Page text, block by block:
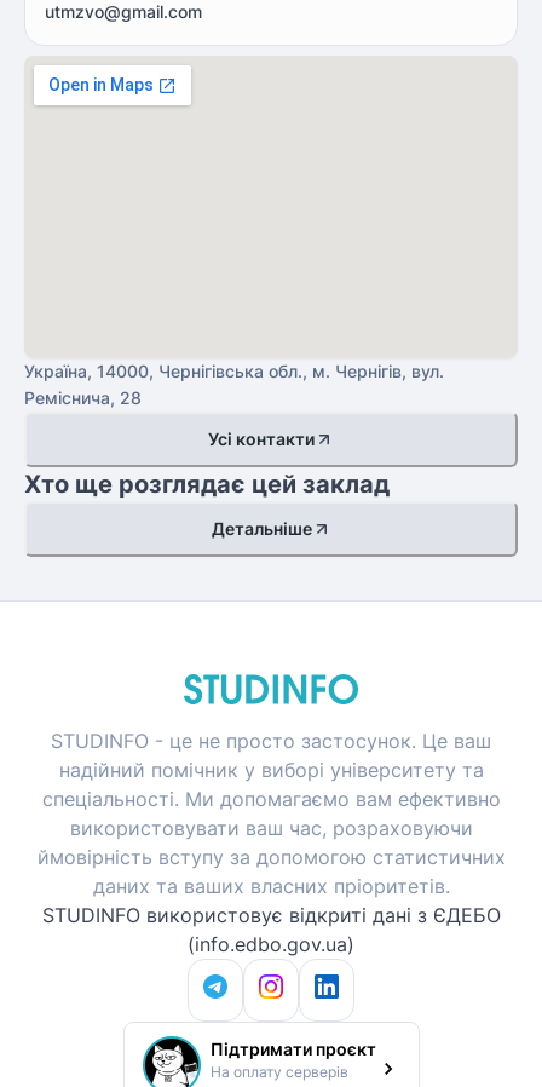
utmzvo@gmail.com
Україна, 14000, Чернігівська обл., м. Чернігів, вул.
Реміснича, 28
Усі контакти
Хто ще розглядає цей заклад
Детальніше
STUDINFO - це не просто застосунок. Це ваш
надійний помічник у виборі університету та
спеціальності. Ми допомагаємо вам ефективно
використовувати ваш час, розраховуючи
ймовірність вступу за допомогою статистичних
даних та ваших власних пріоритетів.
STUDINFO використовує відкриті дані з ЄДЕБО
(info.edbo.gov.ua)
Підтримати проєкт
На оплату серверів